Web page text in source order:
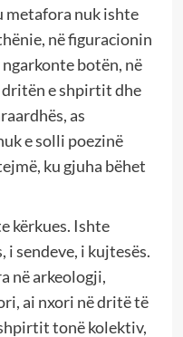
metafora nuk ishte
në figuracionin
botën, në
e shpirtit dhe
as
e solli poezinë
ku gjuha bëhet
kërkues. Ishte
sendeve, i kujtesës.
në arkeologji,
ai nxori në dritë të
tonë kolektiv,